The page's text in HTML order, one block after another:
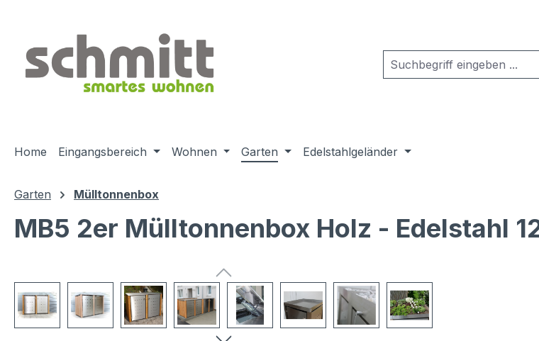
Home Eingangsbereich Wohnen Garten Edelstahlgeländer
Garten Mülltonnenbox
MB5 2er Mülltonnenbox Holz - Edelstahl